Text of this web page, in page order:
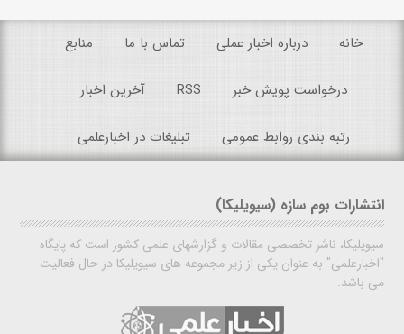
خانه درباره اخبار عملی تماس با ما منابع
درخواست پویش خبر RSS آخرین اخبار
رتبه بندی روابط عمومی تبلیغات در اخبارعلمی
انتشارات بوم سازه (سیویلیکا)
سیویلیکا، ناشر تخصصی مقالات و گزارشهای علمی کشور است که پایگاه
"اخبارعلمی" به عنوان یکی از زیر مجموعه های سیویلیکا در حال فعالیت
می باشد.